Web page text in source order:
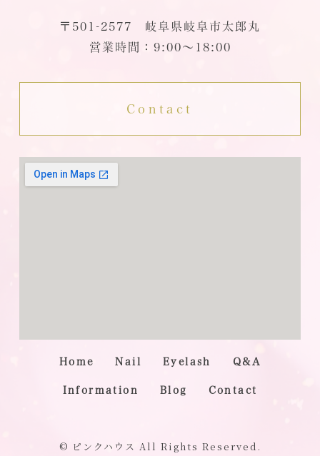
〒501-2577 岐阜県岐阜市太郎丸
営業時間：9:00～18:00
Contact
Home Nail Eyelash Q&A
Information Blog Contact
© ピンクハウス All Rights Reserved.